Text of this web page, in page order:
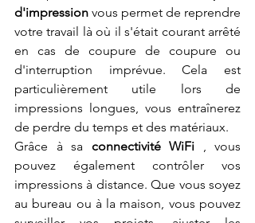
d'impression vous permet de reprendre
votre travail là où il s'était courant arrêté
en cas de coupure de coupure ou
d'interruption imprévue. Cela est
particulièrement utile lors de
impressions longues, vous entraînerez
de perdre du temps et des matériaux.
Grâce à sa connectivité WiFi , vous
pouvez également contrôler vos
impressions à distance. Que vous soyez
au bureau ou à la maison, vous pouvez